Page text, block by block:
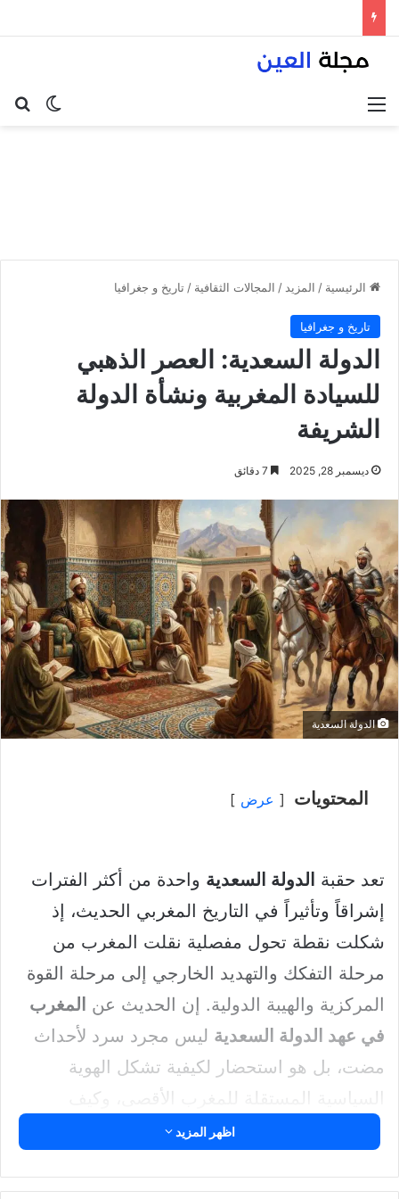
الوضع القائمة
الرئيسية / المزيد / المجالات الثقافية / تاريخ و جغرافيا
تاريخ و جغرافيا
الدولة السعدية: العصر الذهبي
للسيادة المغربية ونشأة الدولة
الشريفة
ديسمبر 28, 2025
الدولة السعدية
المحتويات عرض
تعد حقبة الدولة السعدية واحدة من أكثر الفترات
إشراقاً وتأثيراً في التاريخ المغربي الحديث، إذ
شكلت نقطة تحول مفصلية نقلت المغرب من
مرحلة التفكك والتهديد الخارجي إلى مرحلة القوة
المركزية والهيبة الدولية. إن الحديث عن المغرب
في عهد الدولة السعدية ليس مجرد سرد لأحداث
مضت، بل هو استحضار لكيفية تشكل الهوية
السياسية المستقلة للمغرب الأقصى، وكيف
استطاع هذا الكيان الصامد الوقوف نداً قوياً أمام
العثمانية في الشرق، والإمبراطوريات الإيبيرية
اظهر المزيد